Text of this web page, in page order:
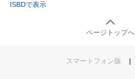
ISBDで表示
ページトップへ
スマートフォン版 |